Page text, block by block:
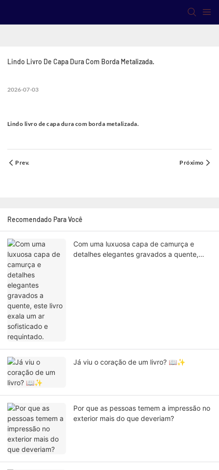
Lindo Livro De Capa Dura Com Borda Metalizada.
2026-07-03
Lindo livro de capa dura com borda metalizada.
Prev. Próximo
Recomendado Para Você
Com uma luxuosa capa de camurça e
detalhes elegantes gravados a quente,
Já viu o coração de um livro? 📖✨
Por que as pessoas temem a impressão no
exterior mais do que deveriam?